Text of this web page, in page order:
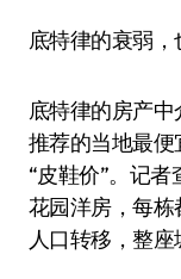
底特律的衰弱，
底特律的房产中
推荐的当地最
“皮鞋价”。记
花园洋房，每栋
人口转移，整座